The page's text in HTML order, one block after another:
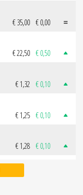
€ 35,00 € 0,00
€ 22,50 € 0,50
€ 1,32 € 0,10
€ 1,25 € 0,10
€ 1,28 € 0,10